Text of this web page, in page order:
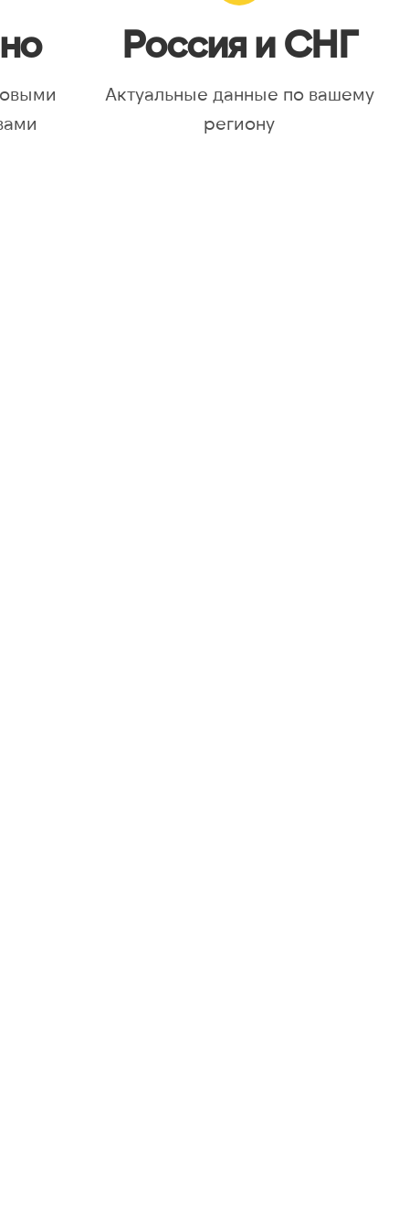
Россия и СНГ
Актуальные данные по вашему
региону